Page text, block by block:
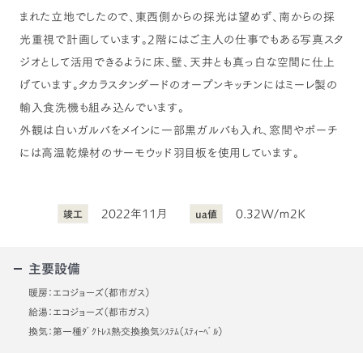
まれた立地でしたので、東西側からの採光は望めず、南からの採
光重視で計画しています。2階にはご主人の仕事でもある写真スタ
ジオとして活用できるように床、壁、天井とも真っ白な空間に仕上
げています。タカラスタンダードのオープンキッチンにはミーレ製の
輸入食洗機も組み込んでいます。
外観は白いガルバをメインに一部黒ガルバも入れ、窓間やポーチ
には高温乾燥材のサーモウッド羽目板を使用しています。
竣工 2022年11月 ua値 0.32W/ｍ2K
主要設備
暖房：エコジョーズ（都市ガス）
給湯：エコジョーズ（都市ガス）
換気：第一種ﾀﾞｸﾄﾚｽ熱交換換気ｼｽﾃﾑ（ｽﾃｨｰﾍﾞﾙ）